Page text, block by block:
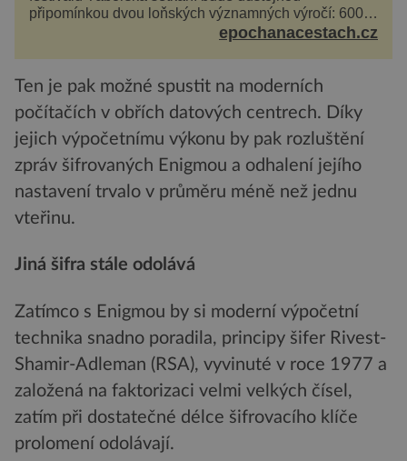
připomínkou dvou loňských významných výročí: 600
let od úmrtí nikdy v poli neporaženého hejtmana Jana
epochanacestach.cz
Ten je pak možné spustit na moderních
počítačích v obřích datových centrech. Díky
jejich výpočetnímu výkonu by pak rozluštění
zpráv šifrovaných Enigmou a odhalení jejího
nastavení trvalo v průměru méně než jednu
vteřinu.
Jiná šifra stále odolává
Zatímco s Enigmou by si moderní výpočetní
technika snadno poradila, principy šifer Rivest-
Shamir-Adleman (RSA), vyvinuté v roce 1977 a
založená na faktorizaci velmi velkých čísel,
zatím při dostatečné délce šifrovacího klíče
prolomení odolávají.